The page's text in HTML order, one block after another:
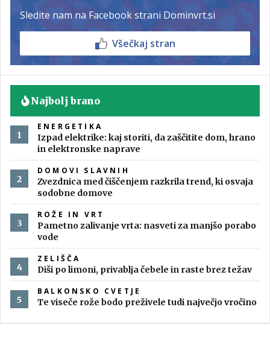
Sledite nam na Facebook strani Dominvrt.si
Všečkaj stran
Najbolj brano
ENERGETIKA
Izpad elektrike: kaj storiti, da zaščitite dom, hrano
in elektronske naprave
DOMOVI SLAVNIH
Zvezdnica med čiščenjem razkrila trend, ki osvaja
sodobne domove
ROŽE IN VRT
Pametno zalivanje vrta: nasveti za manjšo porabo
vode
ZELIŠČA
Diši po limoni, privablja čebele in raste brez težav
BALKONSKO CVETJE
Te viseče rože bodo preživele tudi največjo vročino